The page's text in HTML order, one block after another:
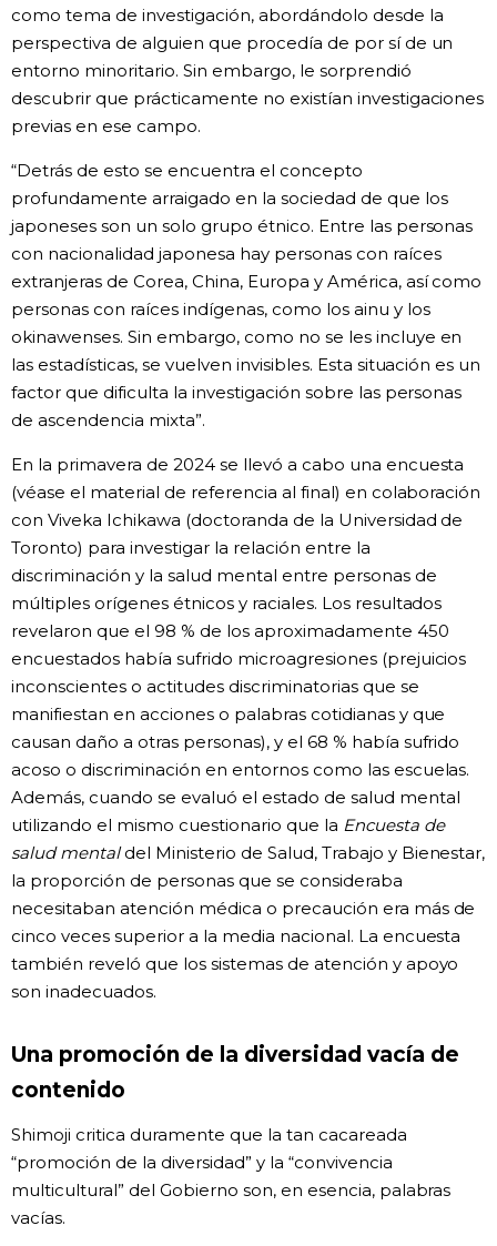
como tema de investigación, abordándolo desde la
perspectiva de alguien que procedía de por sí de un
entorno minoritario. Sin embargo, le sorprendió
descubrir que prácticamente no existían investigaciones
previas en ese campo.
“Detrás de esto se encuentra el concepto
profundamente arraigado en la sociedad de que los
japoneses son un solo grupo étnico. Entre las personas
con nacionalidad japonesa hay personas con raíces
extranjeras de Corea, China, Europa y América, así como
personas con raíces indígenas, como los ainu y los
okinawenses. Sin embargo, como no se les incluye en
las estadísticas, se vuelven invisibles. Esta situación es un
factor que dificulta la investigación sobre las personas
de ascendencia mixta”.
En la primavera de 2024 se llevó a cabo una encuesta
(véase el material de referencia al final) en colaboración
con Viveka Ichikawa (doctoranda de la Universidad de
Toronto) para investigar la relación entre la
discriminación y la salud mental entre personas de
múltiples orígenes étnicos y raciales. Los resultados
revelaron que el 98 % de los aproximadamente 450
encuestados había sufrido microagresiones (prejuicios
inconscientes o actitudes discriminatorias que se
manifiestan en acciones o palabras cotidianas y que
causan daño a otras personas), y el 68 % había sufrido
acoso o discriminación en entornos como las escuelas.
Además, cuando se evaluó el estado de salud mental
utilizando el mismo cuestionario que la Encuesta de
salud mentaldel Ministerio de Salud, Trabajo y Bienestar,
la proporción de personas que se consideraba
necesitaban atención médica o precaución era más de
cinco veces superior a la media nacional. La encuesta
también reveló que los sistemas de atención y apoyo
son inadecuados.
Una promoción de la diversidad vacía de
contenido
Shimoji critica duramente que la tan cacareada
“promoción de la diversidad” y la “convivencia
multicultural” del Gobierno son, en esencia, palabras
vacías.